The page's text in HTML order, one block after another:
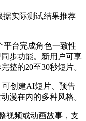
据实际测试结果推荐
平台完成角色一致性
步功能。新用户可享
整的20至30秒短片。
可创建AI短片、预告
漫在内的多种风格。
视频或动画故事，支